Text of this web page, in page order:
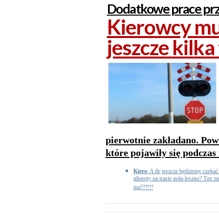
Dodatkowe prace
Kierowcy
jeszcze
pierwotnie zakładano.
które pojawiły się
Kiero: A ile jeszcze będziemy
głupoty na trasie gola-leszno? Tzn
ma???!!!